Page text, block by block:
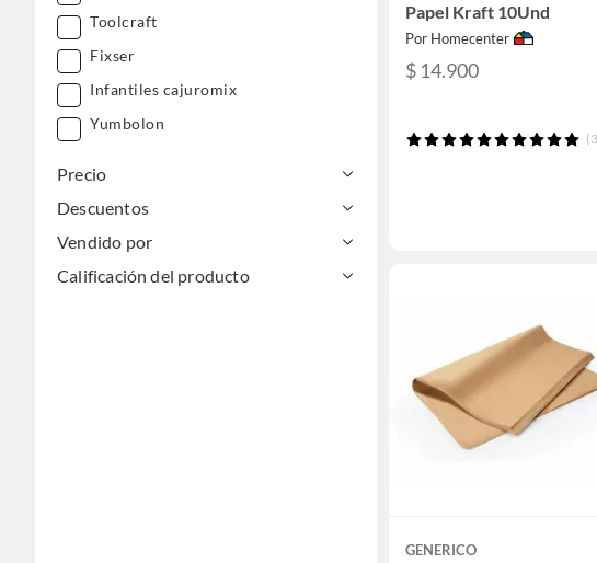
Toolcraft
Fixser
Infantiles cajuromix
Yumbolon
Precio
Descuentos
Vendido por
Calificación del producto
Papel Kraft 10Und
Por Homecenter
$ 14.900
GENERICO